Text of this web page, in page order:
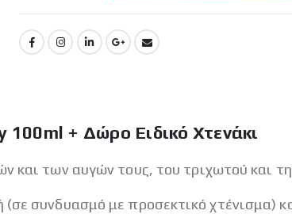
100ml + Δώρο Ειδικό Χτενάκι
και των αυγών τους, του τριχωτού και
συνδυασμό με προσεκτικό χτένισμα)